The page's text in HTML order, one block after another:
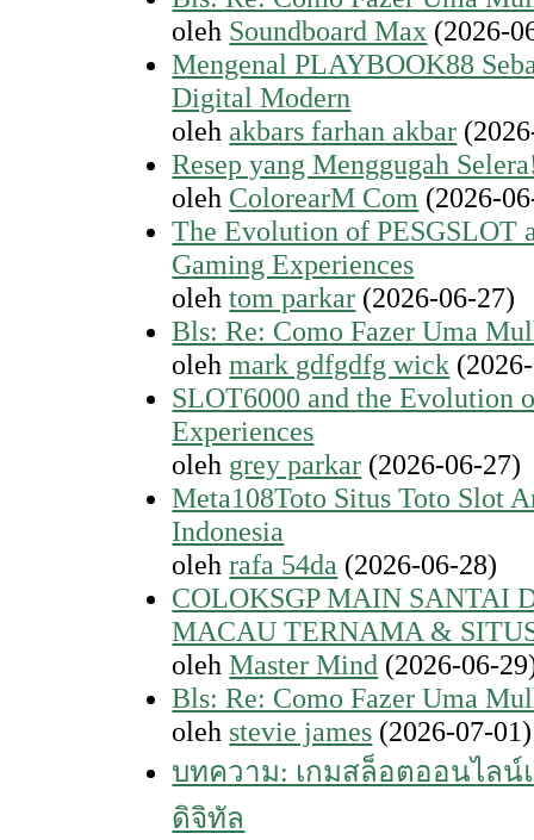
oleh Soundboard Max (2026-
Mengenal PLAYBOOK88
Digital Modern
oleh akbars farhan akbar
Resep yang Menggugah
oleh ColorearM Com (2026-
The Evolution of PESGSLOT
Gaming Experiences
olehtom parkar (2026-06-27)
Bls: Re: Como Fazer Uma
olehmark gdfgdfg wick
SLOT6000 and the Evolution
Experiences
oleh grey parkar (2026-06-27)
Meta108Toto Situs Toto Slot
Indonesia
olehrafa 54da (2026-06-28)
COLOKSGP MAIN SANTAI
MACAU TERNAMA &
olehMaster Mind (2026-06-
Bls: Re: Como Fazer Uma
oleh stevie james (2026-07-01)
บทความ: เกมสล็อตออนไล
ดิจิทัล